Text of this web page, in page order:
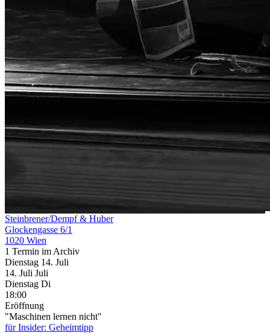
Steinbrener/Dempf & Huber
Glockengasse 6/1
1020 Wien
1 Termin im Archiv
Dienstag 14. Juli
14. Juli Juli
Dienstag Di
18:00
Eröffnung
"Maschinen lernen nicht"
für Insider: Geheimtipp